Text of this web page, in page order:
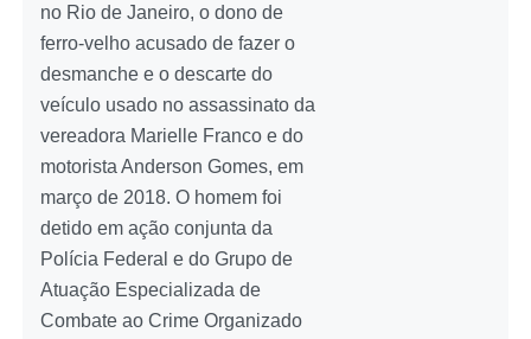
no Rio de Janeiro, o dono de
ferro-velho acusado de fazer o
desmanche e o descarte do
veículo usado no assassinato da
vereadora Marielle Franco e do
motorista Anderson Gomes, em
março de 2018. O homem foi
detido em ação conjunta da
Polícia Federal e do Grupo de
Atuação Especializada de
Combate ao Crime Organizado